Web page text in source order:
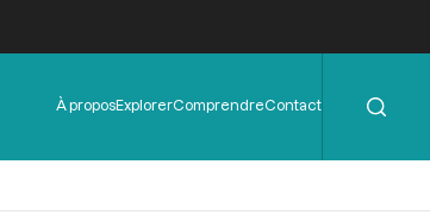
Menu
de
À proposExplorerComprendreContact